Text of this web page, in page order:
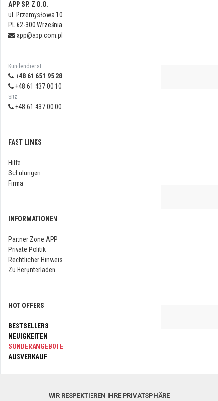
APP SP. Z O.O.
ul. Przemysłowa 10
PL 62-300 Września
app@app.com.pl
Kundendienst
+48 61 651 95 28
+48 61 437 00 10
Sitz
+48 61 437 00 00
FAST LINKS
Hilfe
Schulungen
Firma
INFORMATIONEN
Partner Zone APP
Private Politik
Rechtlicher Hinweis
Zu Herụnterladen
HOT OFFERS
BESTSELLERS
NEUIGKEITEN
SONDERANGEBOTE
AUSVERKAUF
FOLGEN SIE UNS BITTE
WIR RESPEKTIEREN IHRE PRIVATSPHÄRE